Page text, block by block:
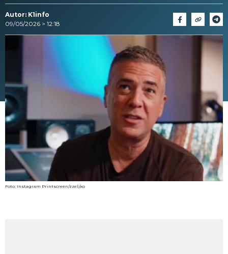
Autor: K1info
09/05/2026 > 12:18
Foto: Instagram Printscreen/zzeljko